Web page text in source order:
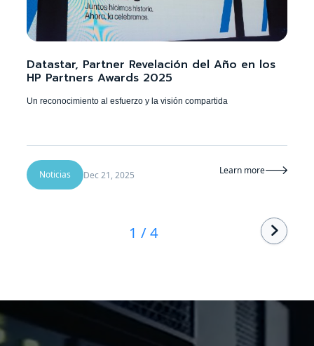
Datastar, Partner Revelación del Año en los
HP Partners Awards 2025
Un reconocimiento al esfuerzo y la visión compartida
Noticias Dec 21, 2025 Learn more

1 / 4